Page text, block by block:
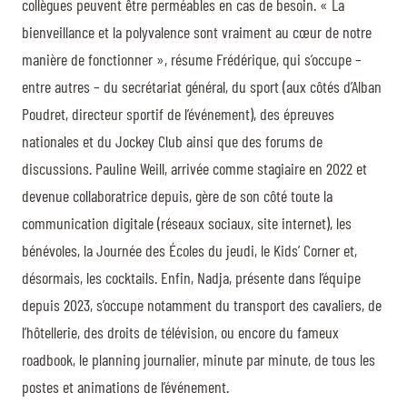
collègues peuvent être perméables en cas de besoin. « La
bienveillance et la polyvalence sont vraiment au cœur de notre
manière de fonctionner », résume Frédérique, qui s’occupe –
entre autres – du secrétariat général, du sport (aux côtés d’Alban
Poudret, directeur sportif de l’événement), des épreuves
nationales et du Jockey Club ainsi que des forums de
discussions. Pauline Weill, arrivée comme stagiaire en 2022 et
devenue collaboratrice depuis, gère de son côté toute la
communication digitale (réseaux sociaux, site internet), les
bénévoles, la Journée des Écoles du jeudi, le Kids’ Corner et,
désormais, les cocktails. Enfin, Nadja, présente dans l’équipe
depuis 2023, s’occupe notamment du transport des cavaliers, de
l’hôtellerie, des droits de télévision, ou encore du fameux
roadbook, le planning journalier, minute par minute, de tous les
postes et animations de l’événement.